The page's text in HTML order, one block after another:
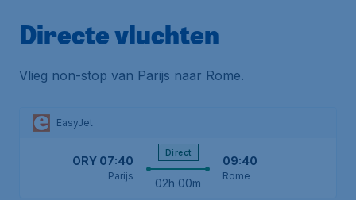
Directe vluchten
Vlieg non-stop van Parijs naar Rome.
EasyJet
ORY 07:40
Parijs
Direct
02h 00m
09:40
Rome